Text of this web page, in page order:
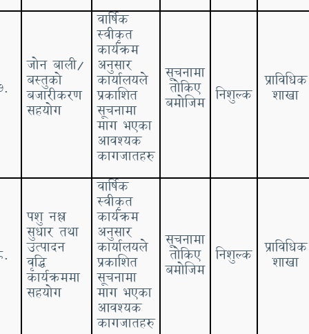
जोन बाली/
बस्तुको
बजारीकरण
सहयोग
वार्षिक
स्वीकृत
कार्यक्रम
अनुसार
कार्यालयले
प्रकाशित
सूचनामा
माग भएका
आवश्यक
कागजातहरु
सूचनामा
तोकिए
बमोजिम निशुल्क
प्राविधिक
शाखा
पशु नश्ल
सुधार तथा
उत्पादन
वृद्धि
कार्यक्रममा
सहयोग
वार्षिक
स्वीकृत
कार्यक्रम
अनुसार
कार्यालयले
प्रकाशित
सूचनामा
माग भएका
आवश्यक
कागजातहरु
सूचनामा
तोकिए
बमोजिम
निशुल्क प्राविधिक
शाखा